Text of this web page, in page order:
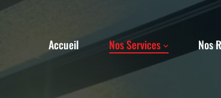
Accueil Nos Services Nos